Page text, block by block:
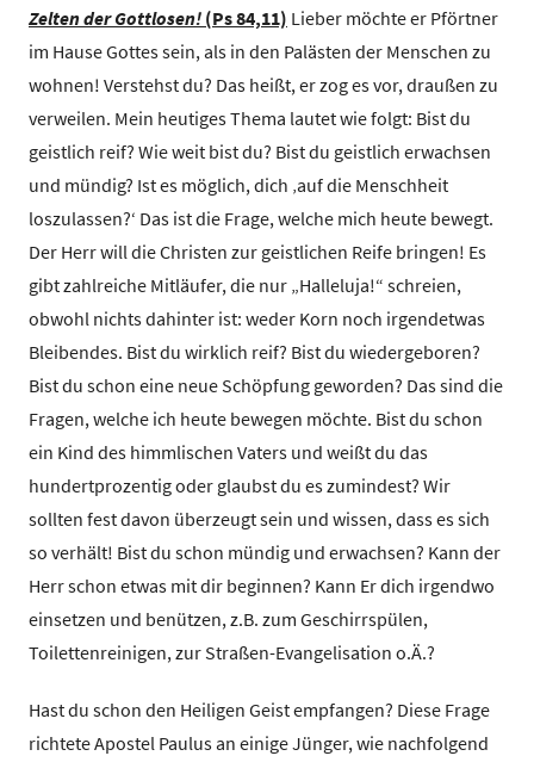
Zelten der Gottlosen! (Ps 84,11) Lieber möchte er Pförtner
im Hause Gottes sein, als in den Palästen der Menschen zu
wohnen! Verstehst du? Das heißt, er zog es vor, draußen zu
verweilen. Mein heutiges Thema lautet wie folgt: Bist du
geistlich reif? Wie weit bist du? Bist du geistlich erwachsen
und mündig? Ist es möglich, dich ‚auf die Menschheit
loszulassen?‘ Das ist die Frage, welche mich heute bewegt.
Der Herr will die Christen zur geistlichen Reife bringen! Es
gibt zahlreiche Mitläufer, die nur „Halleluja!“ schreien,
obwohl nichts dahinter ist: weder Korn noch irgendetwas
Bleibendes. Bist du wirklich reif? Bist du wiedergeboren?
Bist du schon eine neue Schöpfung geworden? Das sind die
Fragen, welche ich heute bewegen möchte. Bist du schon
ein Kind des himmlischen Vaters und weißt du das
hundertprozentig oder glaubst du es zumindest? Wir
sollten fest davon überzeugt sein und wissen, dass es sich
so verhält! Bist du schon mündig und erwachsen? Kann der
Herr schon etwas mit dir beginnen? Kann Er dich irgendwo
einsetzen und benützen, z.B. zum Geschirrspülen,
Toilettenreinigen, zur Straßen-Evangelisation o.Ä.?
Hast du schon den Heiligen Geist empfangen? Diese Frage
richtete Apostel Paulus an einige Jünger, wie nachfolgend